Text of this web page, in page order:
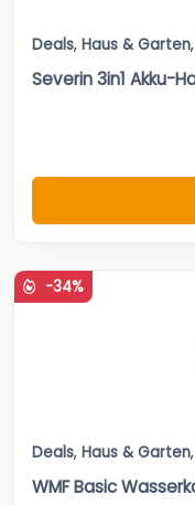
Deals, Haus & Garten,
Severin 3in1 Akku-
-34%
Deals, Haus & Garten,
WMF Basic